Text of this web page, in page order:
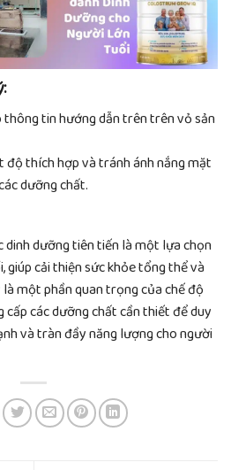
thông tin hướng dẫn trên trên vỏ sản
độ thích hợp và tránh ánh nắng mặt
dưỡng chất.
dưỡng tiên tiến là một lựa chọn
cải thiện sức khỏe tổng thể và
một phần quan trọng của chế độ
cấp các dưỡng chất cần thiết để duy
và tràn đầy năng lượng cho người